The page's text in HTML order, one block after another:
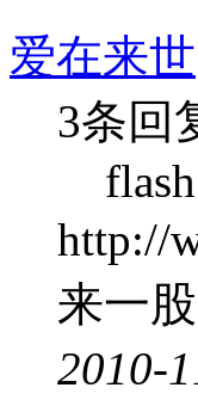
爱在来世
3条回
http://
来一
2010-